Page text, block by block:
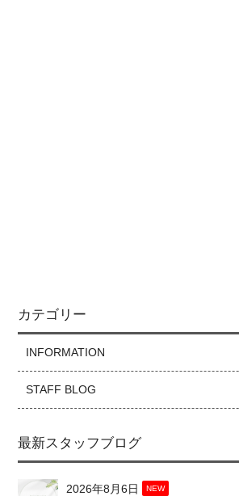
カテゴリー
INFORMATION
STAFF BLOG
最新スタッフブログ
2026年8月6日 NEW